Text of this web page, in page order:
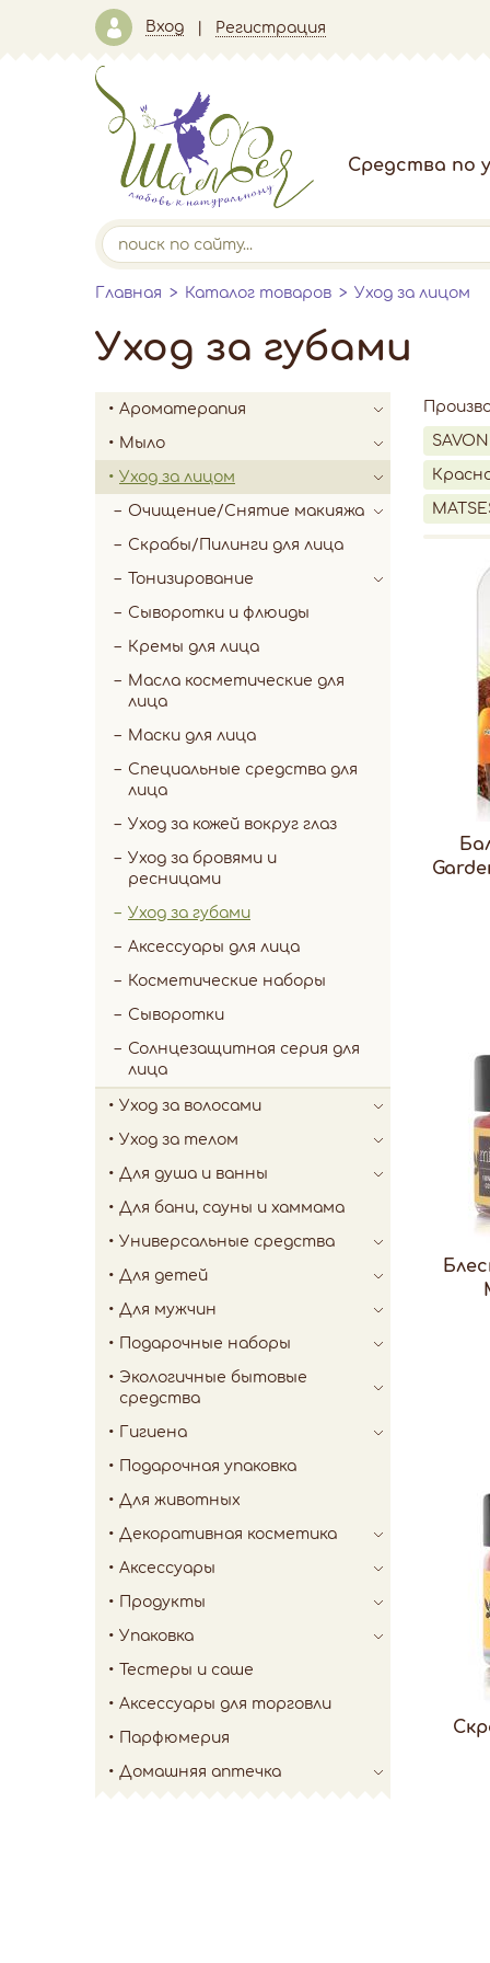
Вход Регистрация
Средства по
Главная Каталог товаров Уход за лицом
Уход за губами
Ароматерапия
Мыло
Уход за лицом
Очищение/Снятие макияжа
Скрабы/Пилинги для лица
Тонизирование
Сыворотки и флюиды
Кремы для лица
Масла косметические для
лица
Маски для лица
Специальные средства для
лица
Уход за кожей вокруг глаз
Уход за бровями и
ресницами
Уход за губами
Аксессуары для лица
Косметические наборы
Сыворотки
Солнцезащитная серия для
лица
Уход за волосами
Уход за телом
Для душа и ванны
Для бани, сауны и хаммама
Универсальные средства
Для детей
Для мужчин
Подарочные наборы
Экологичные бытовые
средства
Гигиена
Подарочная упаковка
Для животных
Декоративная косметика
Аксессуары
Продукты
Упаковка
Тестеры и саше
Аксессуары для торговли
Парфюмерия
Домашняя аптечка